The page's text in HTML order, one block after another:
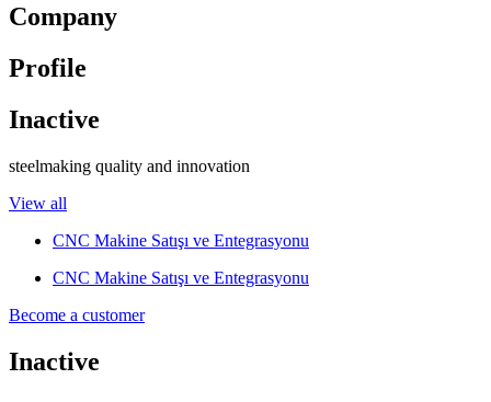
Company
Profile
Inactive
steelmaking quality and innovation
View all
CNC Makine Satışı ve Entegrasyonu
CNC Makine Satışı ve Entegrasyonu
Become a customer
Inactive